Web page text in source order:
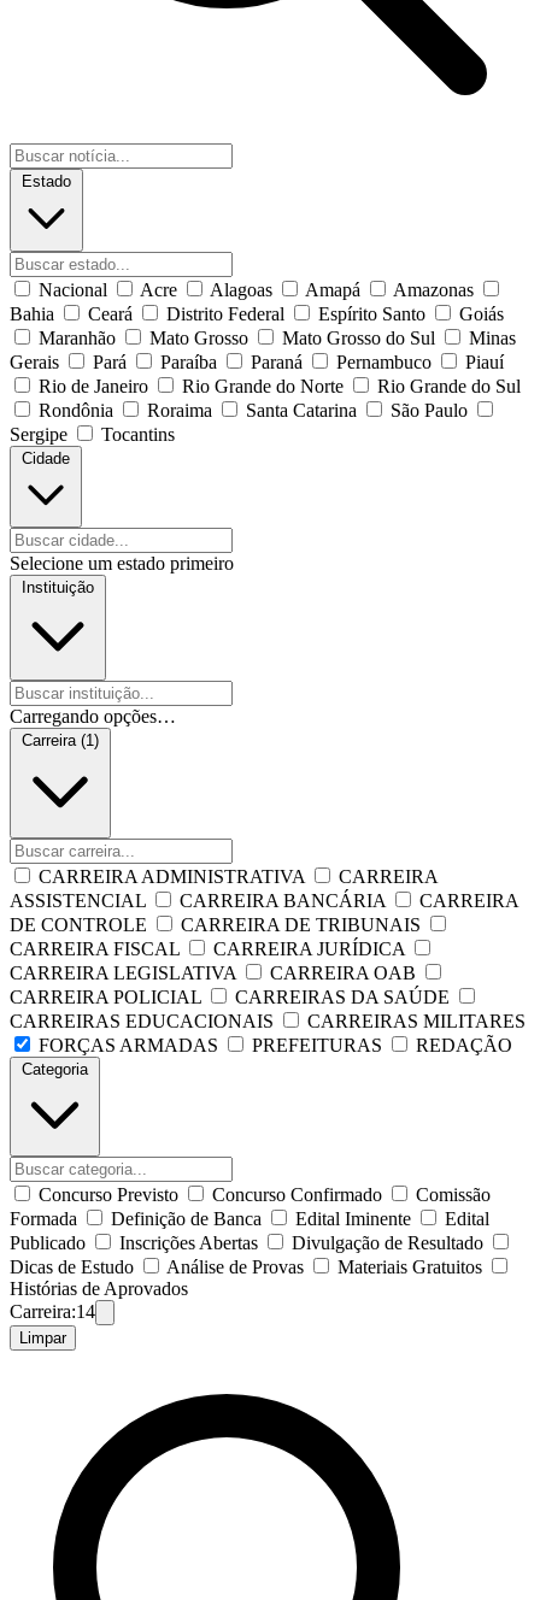
Estado
Nacional Acre Alagoas Amapá
Amazonas
Bahia
Ceará Distrito Federal Espírito Santo
Goiás
Maranhão
Mato Grosso Mato Grosso do Sul
Minas
Gerais
Pará Paraíba Paraná Pernambuco
Piauí
Rio de Janeiro
Rio Grande do Norte
Rio Grande do Sul
Rondônia
Roraima Santa Catarina
São Paulo
Sergipe
Tocantins
Cidade
Selecione um estado primeiro
Instituição
Carregando opções…
Carreira (1)
CARREIRA ADMINISTRATIVA
CARREIRA
ASSISTENCIAL
CARREIRA BANCÁRIA
CARREIRA
DE CONTROLE
CARREIRA DE TRIBUNAIS
CARREIRA FISCAL
CARREIRA JURÍDICA
CARREIRA LEGISLATIVA
CARREIRA OAB
CARREIRA POLICIAL
CARREIRAS DA SAÚDE
CARREIRAS EDUCACIONAIS
CARREIRAS MILITARES
FORÇAS ARMADAS
PREFEITURAS REDAÇÃO
Categoria
Concurso Previsto Concurso Confirmado
Comissão
Formada
Definição de Banca Edital Iminente
Edital
Publicado
Inscrições Abertas
Divulgação de Resultado
Dicas de Estudo
Análise de Provas
Materiais Gratuitos
Histórias de Aprovados
Carreira:14
Limpar